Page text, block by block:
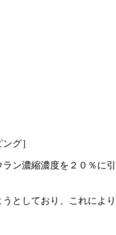
グ］
ン濃縮濃度を２０％に
としており、これによ